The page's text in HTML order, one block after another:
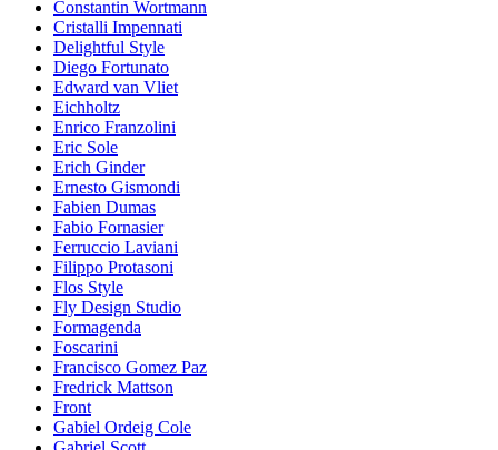
Constantin Wortmann
Cristalli Impennati
Delightful Style
Diego Fortunato
Edward van Vliet
Eichholtz
Enrico Franzolini
Eric Sole
Erich Ginder
Ernesto Gismondi
Fabien Dumas
Fabio Fornasier
Ferruccio Laviani
Filippo Protasoni
Flos Style
Fly Design Studio
Formagenda
Foscarini
Francisco Gomez Paz
Fredrick Mattson
Front
Gabiel Ordeig Cole